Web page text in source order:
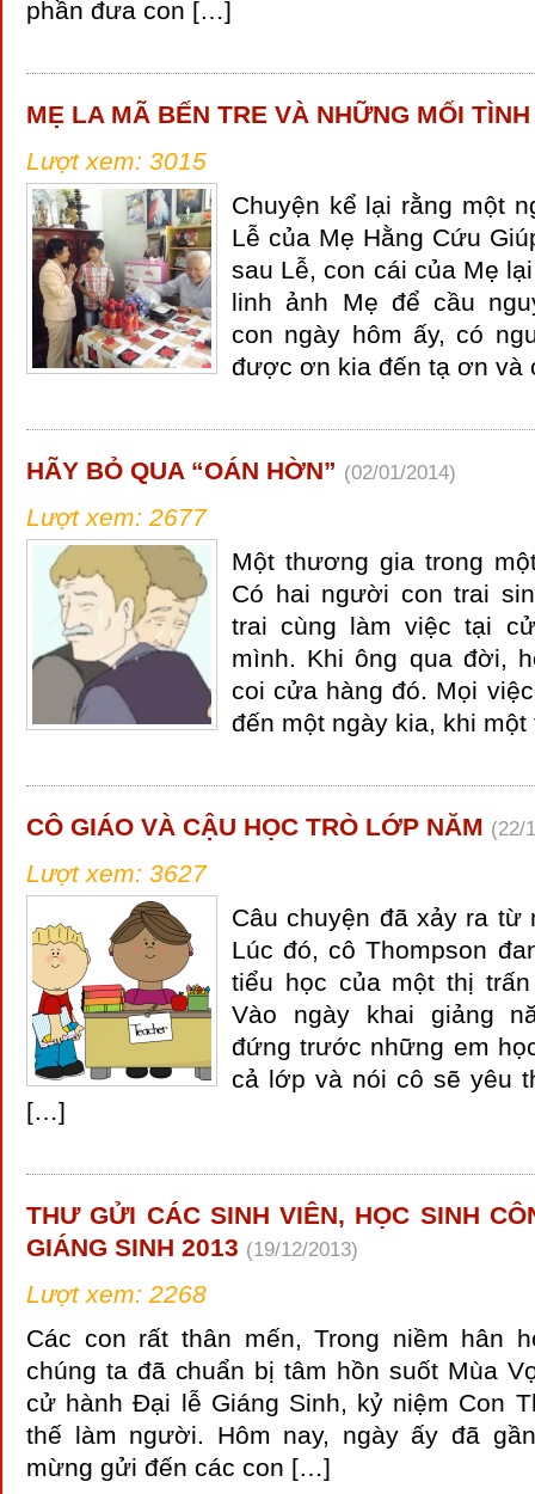
phần đưa con […]
MẸ LA MÃ BẾN TRE VÀ NHỮNG MỐI TÌNH
Lượt xem: 3015
Chuyện kể lại rằng một
Lễ của Mẹ Hằng Cứu
sau Lễ, con cái của Mẹ
linh ảnh Mẹ để cầu
con ngày hôm ấy, có
được ơn kia đến tạ ơn
HÃY BỎ QUA “OÁN HỜN” (02/01/2014)
Lượt xem: 2677
Một thương gia trong
Có hai người con trai
trai cùng làm việc tại
mình. Khi ông qua đời,
coi cửa hàng đó. Mọi
đến một ngày kia, khi
CÔ GIÁO VÀ CẬU HỌC TRÒ LỚP NĂM (22/
Lượt xem: 3627
Câu chuyện đã xảy ra từ
Lúc đó, cô Thompson
tiểu học của một thị
Vào ngày khai giảng
đứng trước những em
cả lớp và nói cô sẽ yêu
[…]
THƯ GỬI CÁC SINH VIÊN, HỌC SINH
GIÁNG SINH 2013 (19/12/2013)
Lượt xem: 2268
Các con rất thân mến, Trong niềm hân
chúng ta đã chuẩn bị tâm hồn suốt Mùa
cử hành Đại lễ Giáng Sinh, kỷ niệm Con
thế làm người. Hôm nay, ngày ấy đã
mừng gửi đến các con […]